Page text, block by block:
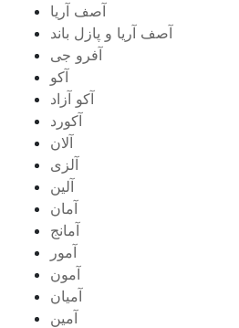
آصف آریا
آصف آریا و پازل باند
آفرو جی
آکو
آکو آزاد
آکورد
آلان
آلزی
آلین
آمان
آمانج
آمور
آمون
آمیان
آمین